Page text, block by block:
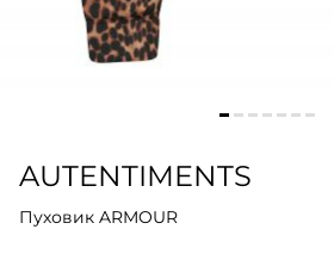
AUTENTIMENTS
Пуховик ARMOUR